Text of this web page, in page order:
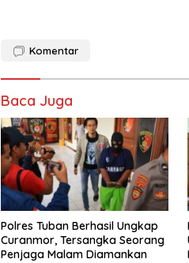
Komentar
Baca Juga
Polres Tuban Berhasil Ungkap
Curanmor, Tersangka Seorang
Penjaga Malam Diamankan